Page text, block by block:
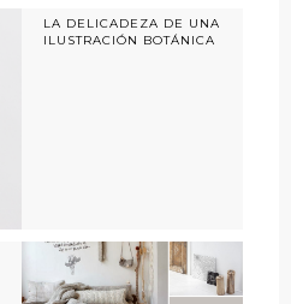
LA DELICADEZA DE UNA
ILUSTRACIÓN BOTÁNICA